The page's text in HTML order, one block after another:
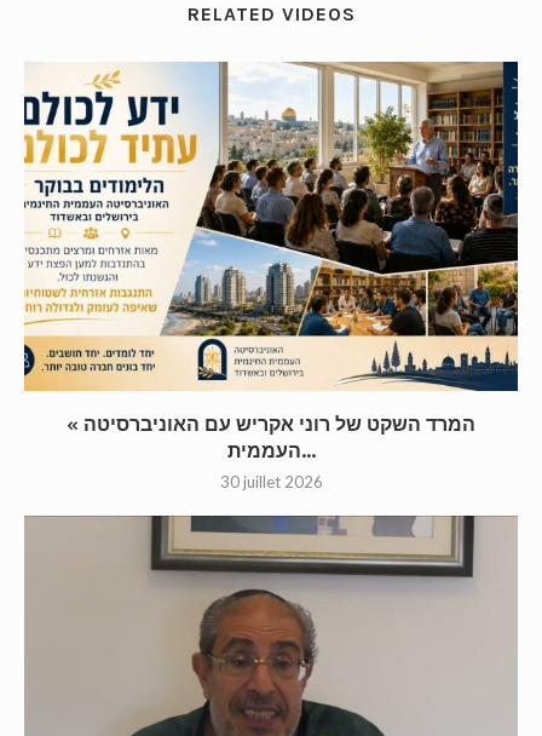
RELATED VIDEOS
« המרד השקט של רוני אקריש עם האוניברסיטה
העממית...
30 juillet 2026